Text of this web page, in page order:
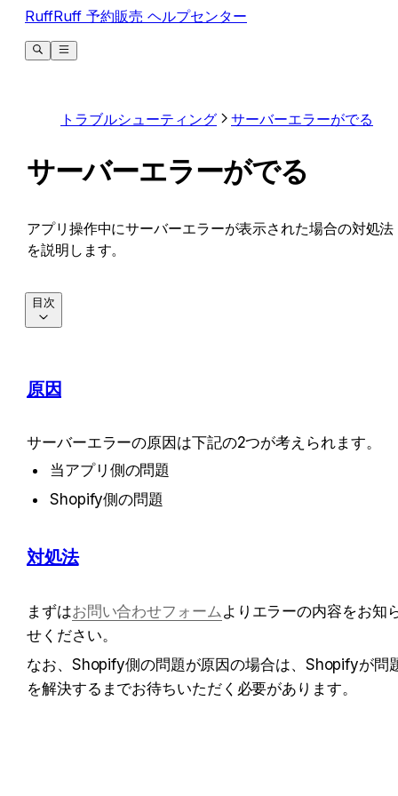
RuffRuff 予約販売 ヘルプセンター
トラブルシューティング サーバーエラーがでる
サーバーエラーがでる
アプリ操作中にサーバーエラーが表示された場合の対処法
を説明します。
原因
サーバーエラーの原因は下記の2つが考えられます。
当アプリ側の問題
Shopify側の問題
対処法
まずはお問い合わせフォームよりエラーの内容をお知
せください。
なお、Shopify側の問題が原因の場合は、Shopifyが問
を解決するまでお待ちいただく必要があります。
目次